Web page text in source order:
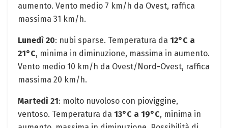
aumento. Vento medio 7 km/h da Ovest, raffica
massima 31 km/h.
Lunedì 20: nubi sparse. Temperatura da 12°C a
21°C, minima in diminuzione, massima in aumento.
Vento medio 10 km/h da Ovest/Nord-Ovest, raffica
massima 20 km/h.
Martedì 21: molto nuvoloso con pioviggine,
ventoso. Temperatura da 13°C a 19°C, minima in